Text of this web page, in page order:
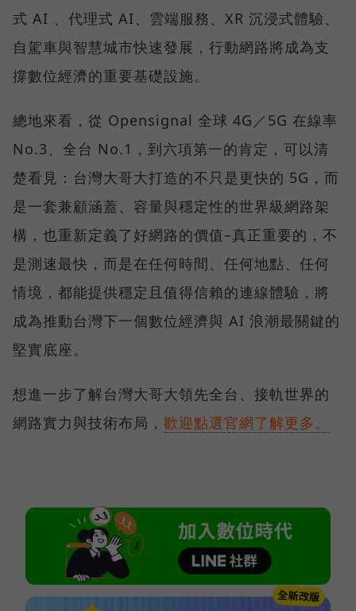
式 AI 、代理式 AI、雲端服務、XR 沉浸式體驗、
自駕車與智慧城市快速發展，行動網路將成為支
撐數位經濟的重要基礎設施。
總地來看，從 Opensignal 全球 4G／5G 在線率
No.3、全台 No.1，到六項第一的肯定，可以清
楚看見：台灣大哥大打造的不只是更快的 5G，而
是一套兼顧涵蓋、容量與穩定性的世界級網路架
構，也重新定義了好網路的價值–真正重要的，不
是測速最快，而是在任何時間、任何地點、任何
情境，都能提供穩定且值得信賴的連線體驗，將
成為推動台灣下一個數位經濟與 AI 浪潮最關鍵的
堅實底座。
想進一步了解台灣大哥大領先全台、接軌世界的
網路實力與技術布局， 歡迎點選官網了解更多。